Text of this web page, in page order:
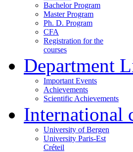
Bachelor Program
Master Program
Ph. D. Program
CFA
Registration for the
courses
Department
Important Events
Achievements
Scientific Achievements
International
University of Bergen
University Paris-Est
Créteil